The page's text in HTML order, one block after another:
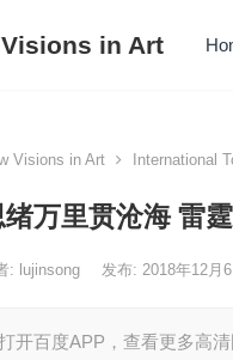
in Art
Visions in Art International
绪万里贯沧海 雷
: lujinsong 发布: 2018年12月6
开百度APP，查看更多高